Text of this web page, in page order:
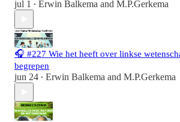
jul 1 • Erwin Balkema and M.P.Gerkema
🎧 #227 Wie het heeft over linkse
begrepen
jun 24 • Erwin Balkema and M.P.Gerkema